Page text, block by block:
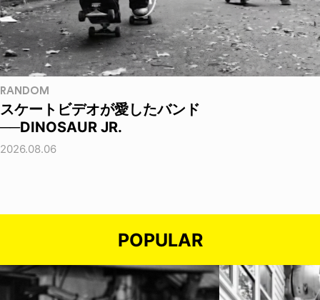
RANDOM
スケートビデオが愛したバンド
──DINOSAUR JR.
2026.08.06
POPULAR